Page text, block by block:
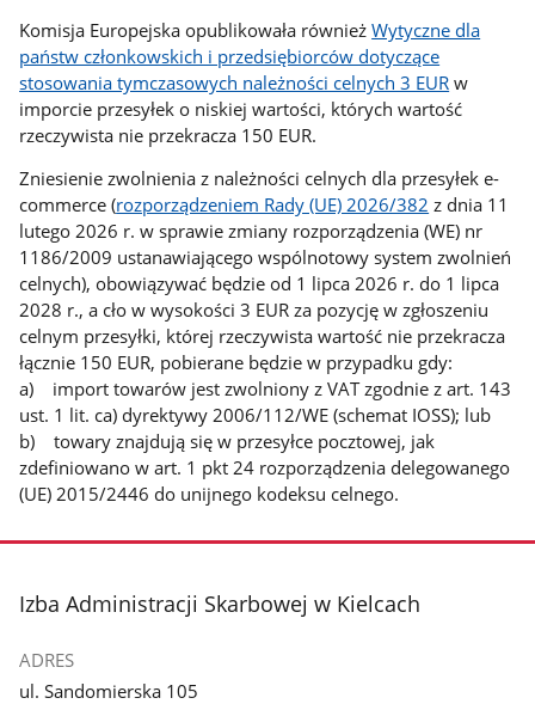
Komisja Europejska opublikowała równieżWytyczne dla
państw członkowskich i przedsiębiorców dotyczące
stosowania tymczasowych należności celnych 3 EUR w
imporcie przesyłek o niskiej wartości, których wartość
rzeczywista nie przekracza 150 EUR.
Zniesienie zwolnienia z należności celnych dla przesyłek e-
commerce (rozporządzeniem Rady (UE) 2026/382 z dnia 11
lutego 2026 r. w sprawie zmiany rozporządzenia (WE) nr
1186/2009 ustanawiającego wspólnotowy system zwolnień
celnych), obowiązywać będzie od 1 lipca 2026 r. do 1 lipca
2028 r., a cło w wysokości 3 EUR za pozycję w zgłoszeniu
celnym przesyłki, której rzeczywista wartość nie przekracza
łącznie 150 EUR, pobierane będzie w przypadku gdy:
a) import towarów jest zwolniony z VAT zgodnie z art. 143
ust. 1 lit. ca) dyrektywy 2006/112/WE (schemat IOSS); lub
b) towary znajdują się w przesyłce pocztowej, jak
zdefiniowano w art. 1 pkt 24 rozporządzenia delegowanego
(UE) 2015/2446 do unijnego kodeksu celnego.
stopka
Izba Administracji Skarbowej w Kielcach
ADRES
ul. Sandomierska 105